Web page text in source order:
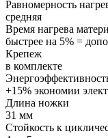
Равномерность
средняя
Время нагрева
быстрее на 5% =
Крепеж
в комплекте
+15% экономии
Длина ножки
31 мм
Стойкость к